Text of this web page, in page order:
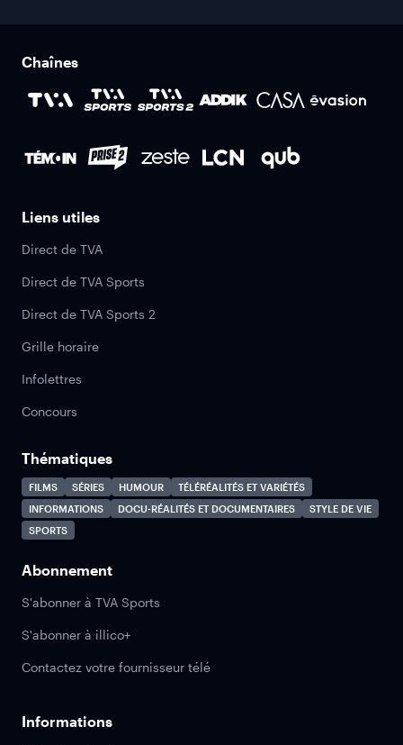
Chaînes
Liens utiles
Direct de TVA
Direct de TVA Sports
Direct de TVA Sports 2
Grille horaire
Infolettres
Concours
Thématiques
FILMS SÉRIES HUMOUR
TÉLÉRÉALITÉS ET VARIÉTÉS
INFORMATIONS
DOCU-RÉALITÉS ET DOCUMENTAIRES
STYLE DE VIE
SPORTS
Abonnement
S'abonner à TVA Sports
S'abonner à illico+
Contactez votre fournisseur télé
Informations